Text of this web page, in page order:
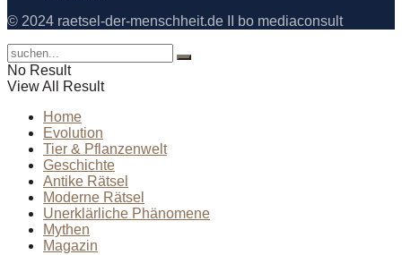
© 2024 raetsel-der-menschheit.de II bo mediaconsult
No Result
View All Result
Home
Evolution
Tier & Pflanzenwelt
Geschichte
Antike Rätsel
Moderne Rätsel
Unerklärliche Phänomene
Mythen
Magazin